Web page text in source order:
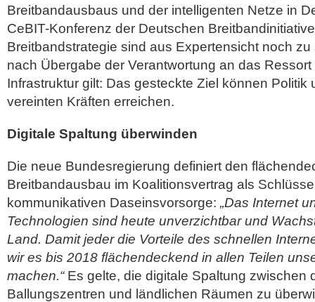
Breitbandausbaus und der intelligenten Netze in
CeBIT-Konferenz der Deutschen
Breitbandstrategie sind aus Expertensicht noch
nach Übergabe der Verantwortung an das
Infrastruktur gilt: Das gesteckte Ziel können Politik
vereinten Kräften erreichen.
Digitale Spaltung überwinden
Die neue Bundesregierung definiert den
Breitbandausbau im Koalitionsvertrag als
kommunikativen Daseinsvorsorge: „Das Internet
Technologien sind heute unverzichtbar und
Land. Damit jeder die Vorteile des schnellen
wir es bis 2018 flächendeckend in allen Teilen
machen.“Es gelte, die digitale Spaltung zwischen
Ballungszentren und ländlichen Räumen zu